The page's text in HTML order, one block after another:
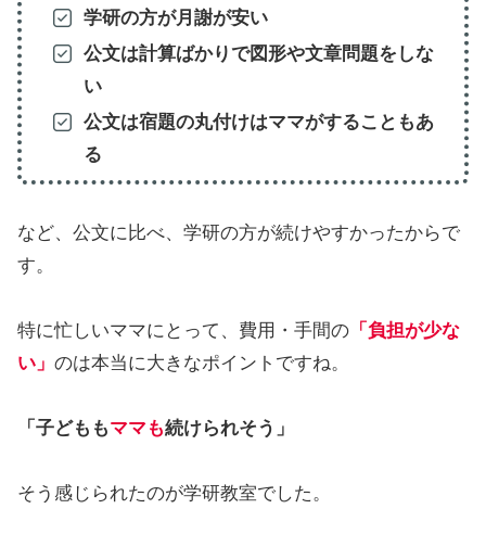
学研の方が月謝が安い
公文は計算ばかりで図形や文章問題をしな
い
公文は宿題の丸付けはママがすることもあ
る
など、公文に比べ、学研の方が続けやすかったからで
す。
特に忙しいママにとって、費用・手間の 「負担が少な
い」 のは本当に大きなポイントですね。
「子どももママも続けられそう」
そう感じられたのが学研教室でした。